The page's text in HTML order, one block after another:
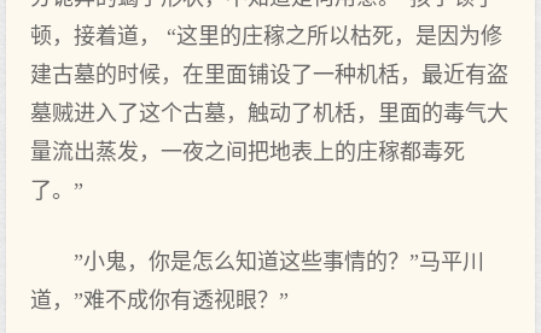
顿，接着道， “这里的庄稼之所以枯死，是因为修
建古墓的时候，在里面铺设了一种机栝，最近有盗
墓贼进入了这个古墓，触动了机栝，里面的毒气大
量流出蒸发，一夜之间把地表上的庄稼都毒死
了。”
”小鬼，你是怎么知道这些事情的？”马平川
道，”难不成你有透视眼？”